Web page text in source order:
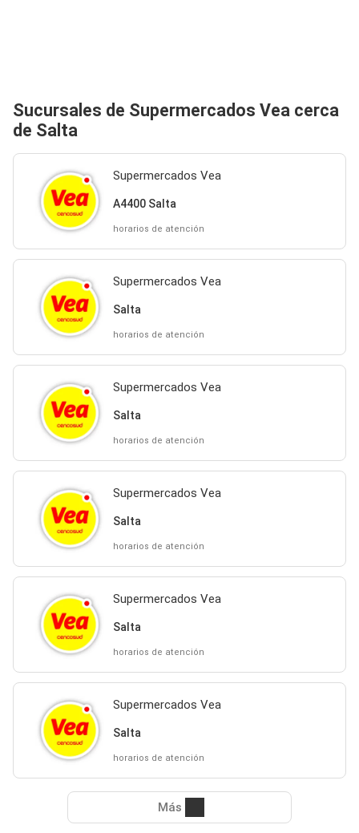
Sucursales de Supermercados Vea cerca
de Salta
Supermercados Vea
A4400 Salta
horarios de atención
Supermercados Vea
Salta
horarios de atención
Supermercados Vea
Salta
horarios de atención
Supermercados Vea
Salta
horarios de atención
Supermercados Vea
Salta
horarios de atención
Supermercados Vea
Salta
horarios de atención
Más